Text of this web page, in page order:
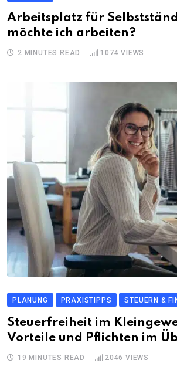
Arbeitsplatz für
möchte ich arbeiten?
2 MINUTES READ 1074 VIEWS
PLANUNG PRAXISTIPPS STEUERN &
Steuerfreiheit im
Vorteile und Pflichten im
19 MINUTES READ 2046 VIEWS